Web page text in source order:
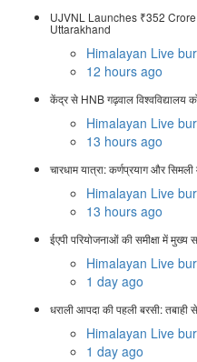
UJVNL Launches ₹352
Uttarakhand
Himalayan Live
12 hours ago
केंद्र से HNB गढ़वाल विश्वविद्यालय
Himalayan Live
13 hours ago
चारधाम यात्रा: कर्णप्रयाग और
Himalayan Live
13 hours ago
ईएपी परियोजनाओं की समीक्षा में मुख्य
Himalayan Live
1 day ago
धराली आपदा की पहली बरसी: तबाही
Himalayan Live
1 day ago